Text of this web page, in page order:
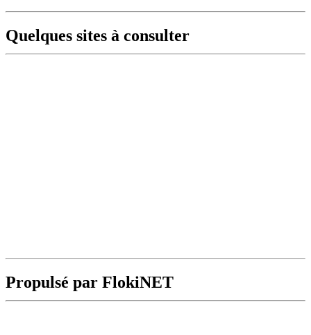
Quelques sites à consulter
Propulsé par FlokiNET